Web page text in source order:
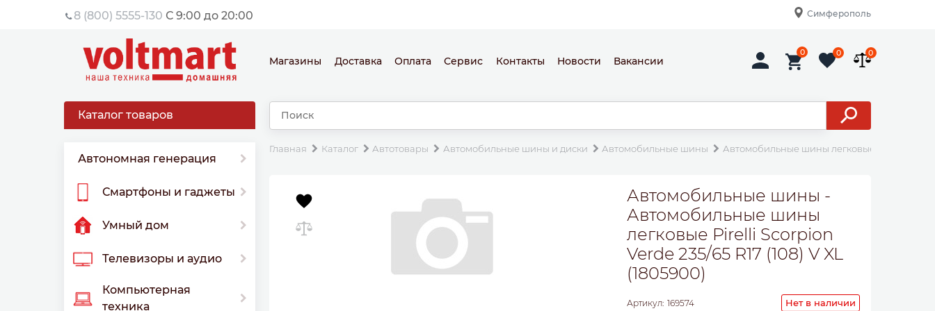
8 (800) 5555-130 С 9:00 до 20:00 Симферополь
Магазины Доставка Оплата Сервис Контакты Новости Вакансии
0 0 0
Каталог товаров
Автономная генерация
Смартфоны и гаджеты
Умный дом
Телевизоры и аудио
Компьютерная
техника
Главная Каталог Автотовары Автомобильные шины и диски Автомобильные шины Автомобильные шины легковые Pirelli
Автомобильные шины -
Автомобильные шины
легковые Pirelli Scorpion
Verde 235/65 R17 (108) V XL
(1805900)
Артикул: 169574 Нет в наличии